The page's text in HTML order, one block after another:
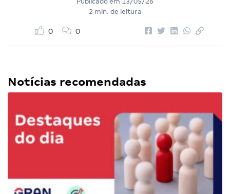
2 min. de leitura
0 0
Notícias recomendadas